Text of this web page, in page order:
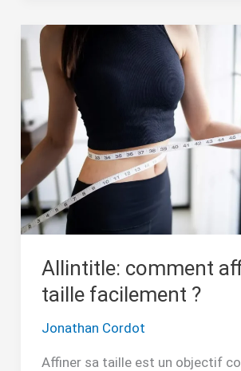
Allintitle: comment
taille facilement ?
Jonathan Cordot
Affiner sa taille est un objectif
Allintitle:
comment
affiner
sa
taille
facilement